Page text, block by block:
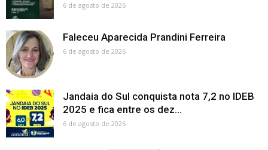
6 de agosto de 2026
Faleceu Aparecida Prandini Ferreira
6 de agosto de 2026
Jandaia do Sul conquista nota 7,2 no IDEB
2025 e fica entre os dez...
6 de agosto de 2026